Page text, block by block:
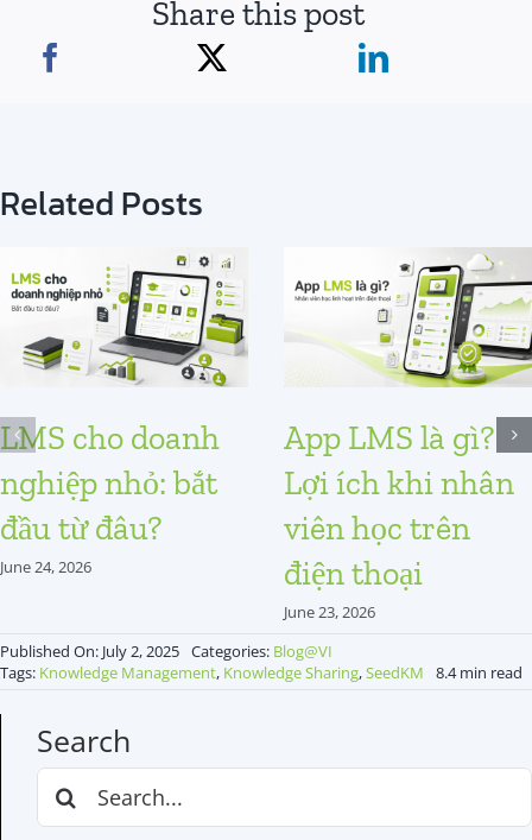
Share this post
Related Posts
LMS cho doanh
nghiệp nhỏ: bắt
đầu từ đâu?
June 24, 2026
App LMS là gì?
Lợi ích khi nhân
viên học trên
điện thoại
June 23, 2026
Published On: July 2, 2025 Categories: Blog@VI
Tags: Knowledge Management, Knowledge Sharing,SeedKM 8.4 min read
Search
Search
for: